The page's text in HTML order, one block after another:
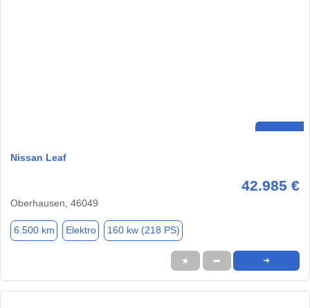
Nissan Leaf
42.985 €
Oberhausen, 46049
6.500 km Elektro 160 kw (218 PS)
★ ➦ ➜